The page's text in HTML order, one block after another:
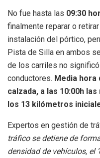
No fue hasta las 09:30
finalmente reparar o
instalación del pórtico,
Pista de Silla en ambos
de los carriles no
conductores. Media hora
calzada, a las 10:00h
los 13 kilómetros
Expertos en gestión de
tráfico se detiene de
densidad de vehículos, el